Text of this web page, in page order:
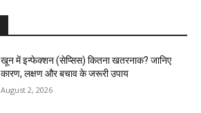
खून में इन्फेक्शन (सेप्सिस) कितना खतरनाक? जानिए
कारण, लक्षण और बचाव के जरूरी उपाय
August 2, 2026